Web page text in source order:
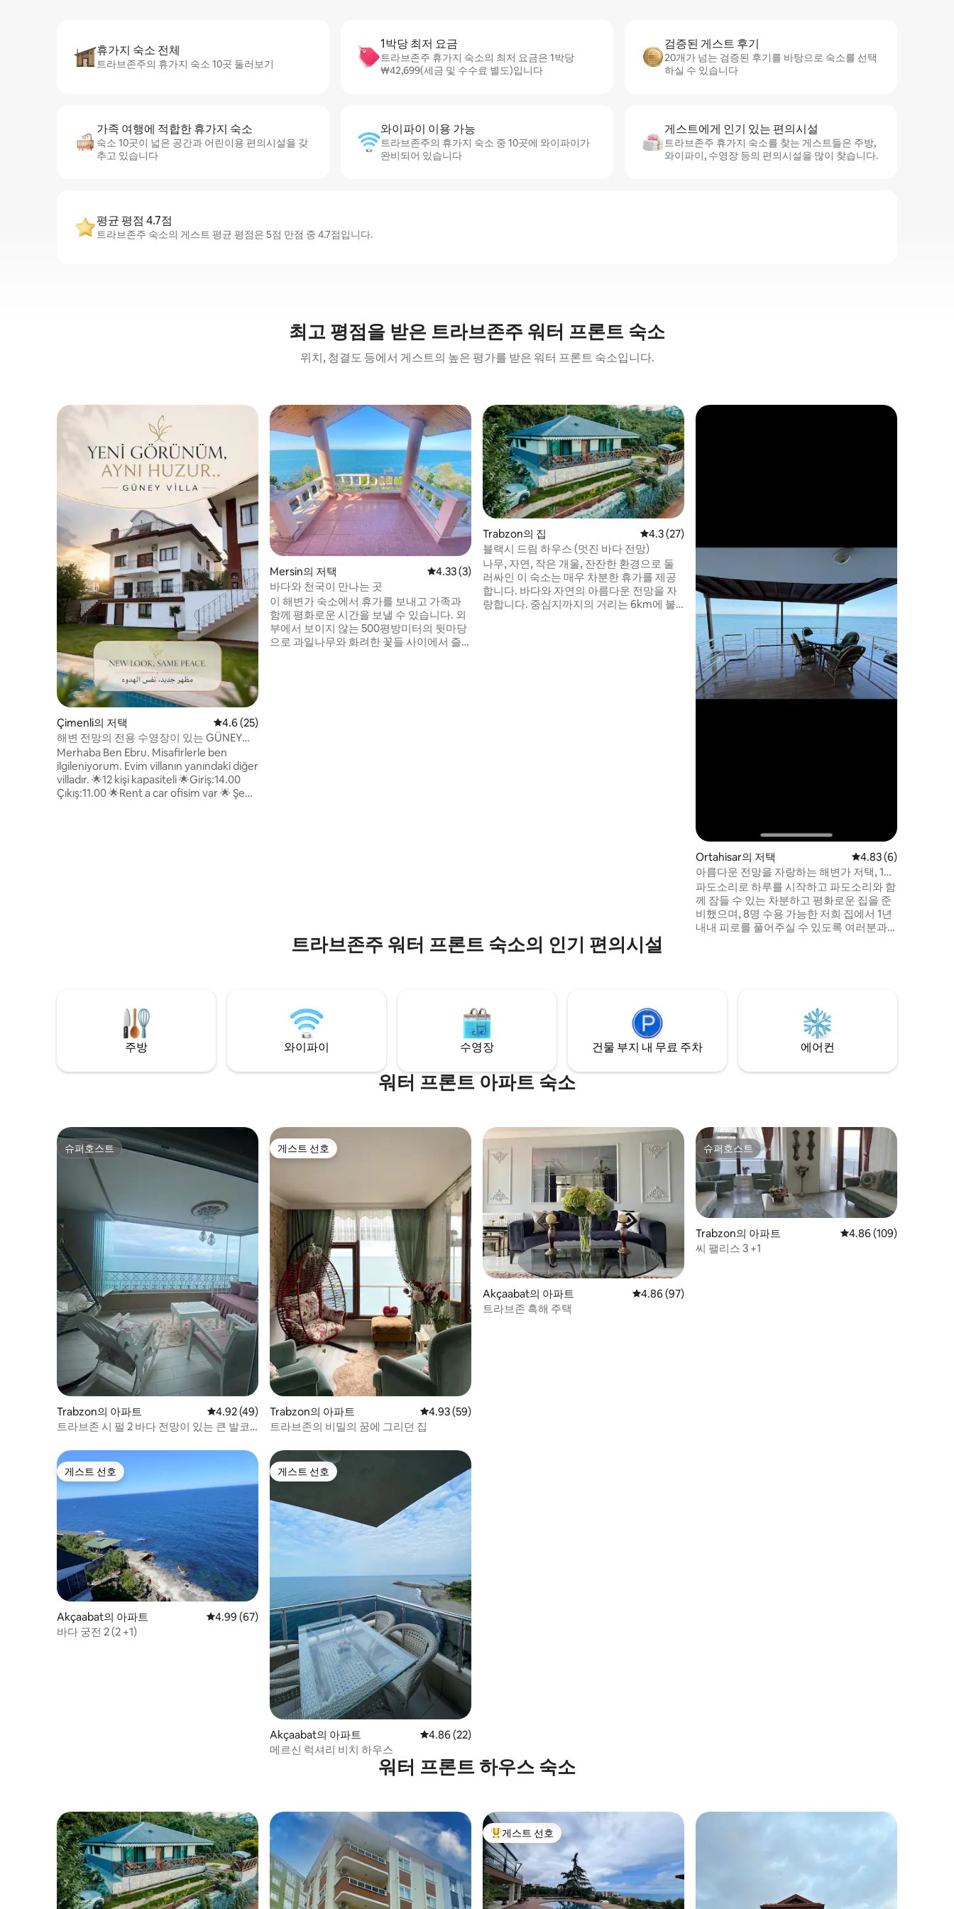
휴가지 숙소 전체
트라브존주의 휴가지 숙소 10곳 둘러보기
1박당 최저 요금
트라브존주 휴가지 숙소의 최저 요금은 1박당
₩42,699(세금 및 수수료 별도)입니다
검증된 게스트 후기
20개가 넘는 검증된 후기를 바탕으로 숙소를 선택
하실 수 있습니다
가족 여행에 적합한 휴가지 숙소
숙소 10곳이 넓은 공간과 어린이용 편의시설을 갖
추고 있습니다
와이파이 이용 가능
트라브존주의 휴가지 숙소 중 10곳에 와이파이가
완비되어 있습니다
게스트에게 인기 있는 편의시설
트라브존주 휴가지 숙소를 찾는 게스트들은 주방,
와이파이, 수영장 등의 편의시설을 많이 찾습니다.
평균 평점 4.7점
트라브존주 숙소의 게스트 평균 평점은 5점 만점 중 4.7점입니다.
최고 평점을 받은 트라브존주 워터 프론트 숙소
위치, 청결도 등에서 게스트의 높은 평가를 받은 워터 프론트 숙소입니다.
Çimenli의 저택 평점 4.6점(5점 만점), 후기 25개
4.6 (25)
해변 전망의 전용 수영장이 있는 GÜNEY
VİLLA 5+1
Merhaba Ben Ebru. Misafirlerle ben
ilgileniyorum. Evim villanın yanındaki diğer
villadır. 🌟12 kişi kapasiteli 🌟Giriş:14.00
Çıkış:11.00 🌟Rent a car ofisim var 🌟 Şehir
Mersin의 저택 평점 4.33점(5점 만점), 후기 3개
4.33 (3)
바다와 천국이 만나는 곳
이 해변가 숙소에서 휴가를 보내고 가족과
함께 평화로운 시간을 보낼 수 있습니다. 외
부에서 보이지 않는 500평방미터의 뒷마당
으로 과일나무와 화려한 꽃들 사이에서 즐
Trabzon의 집 평점 4.3점(5점 만점), 후기 27개
4.3 (27)
블랙시 드림 하우스 (멋진 바다 전망)
나무, 자연, 작은 개울, 잔잔한 환경으로 둘
러싸인 이 숙소는 매우 차분한 휴가를 제공
합니다. 바다와 자연의 아름다운 전망을 자
랑합니다. 중심지까지의 거리는 6km에 불
Ortahisar의 저택 평점 4.83점(5점 만점
4.83 (6)
아름다운 전망을 자랑하는 해변가 저택, 10
명 수용 가능
파도소리로 하루를 시작하고 파도소리와 함
께 잠들 수 있는 차분하고 평화로운 집을 준
비했으며, 8명 수용 가능한 저희 집에서 1년
내내 피로를 풀어주실 수 있도록 여러분과
트라브존주 워터 프론트 숙소의 인기 편의시설
주방 와이파이 수영장 건물 부지 내 무료 주차 에어컨
워터 프론트 아파트 숙소
슈퍼호스트
슈퍼호스트
Trabzon의 아파트 평점 4.92점(5점 만점), 후기 49개
4.92 (49)
트라브존 시 펄 2 바다 전망이 있는 큰 발코
게스트 선호
게스트 선호
Trabzon의 아파트 평점 4.93점(5점 만점), 후기 59개
4.93 (59)
트라브존의 비밀의 꿈에 그리던 집
Akçaabat의 아파트 평점 4.86점(5점 만점), 후기 97개
4.86 (97)
트라브존 흑해 주택
슈퍼호스트
슈퍼호스트
Trabzon의 아파트 평점 4.86점(5점 만점),
4.86 (109)
씨 팰리스 3 +1
게스트 선호
게스트 선호
Akçaabat의 아파트 평점 4.99점(5점 만점), 후기 67개
4.99 (67)
바다 궁전 2 (2 +1)
게스트 선호
게스트 선호
Akçaabat의 아파트 평점 4.86점(5점 만점), 후기 22개
4.86 (22)
메르신 럭셔리 비치 하우스
워터 프론트 하우스 숙소
상위 게스트 선호
게스트 선호